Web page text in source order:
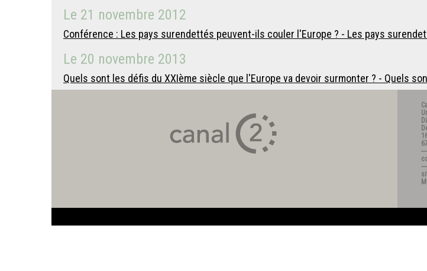
Le 21 novembre 2012
Conférence : Les pays surendettés peuvent-ils couler l'Europe ? - Les pays
Le 20 novembre 2013
Quels sont les défis du XXIème siècle que l'Europe va devoir surmonter ? - Quels